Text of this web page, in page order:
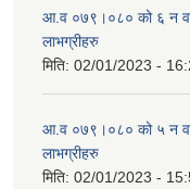
आ.व ०७९।०८० को ६ न‌‍
लाभग्रीहरु
मिति: 02/01/2023 -
आ.व ०७९।०८० को ५ न‌‍
लाभग्रीहरु
मिति: 02/01/2023 -